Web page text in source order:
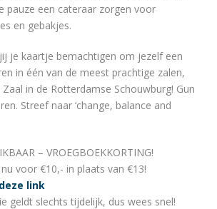
pauze een cateraar zorgen voor
en gebakjes.
je kaartje bemachtigen om jezelf een
in één van de meest prachtige zalen,
in de Rotterdamse Schouwburg! Gun
Streef naar ‘change, balance and
– VROEGBOEKKORTING!
voor €10,- in plaats van €13!
deze link
geldt slechts tijdelijk, dus wees snel!